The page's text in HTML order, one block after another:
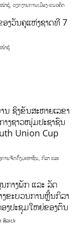
ໜ້າຮູ້ ,ວຽກງານການເມືອງ-ແນວຄິດ
ອງວັນຄູແຫ່ງຊາດທີ 7
ໜ້າຮູ້
ນ ຊິງຂັນສະຫາຍເລຂາ
າງຊາວໜຸ່ມປະຊາຊົນ
Union Cup
ການຈັດຕັ້ງມະຫາຊົນ,ກິລາ ແລະ
ກາງພັກ ແລະ ລັດ
ຂະບວນການຫຼີ້ນກິລາ
ງປະຊຸມໃຫຍ່ຂອງຕົນ
ສິລະປະ